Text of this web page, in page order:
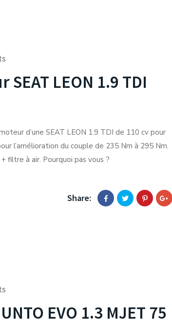
LEON 1.9 TDI
d’une SEAT LEON 1.9 TDI de 110 cv pour
l’amélioration du couple de 235 Nm à 295 Nm.
filtre à air. Pourquoi pas vous ?
Share:
EVO 1.3 MJET 75